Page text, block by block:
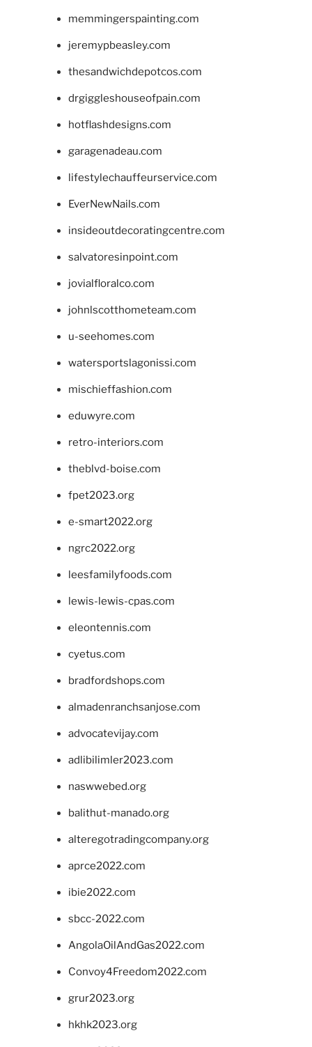
memmingerspainting.com
jeremypbeasley.com
thesandwichdepotcos.com
drgiggleshouseofpain.com
hotflashdesigns.com
garagenadeau.com
lifestylechauffeurservice.com
EverNewNails.com
insideoutdecoratingcentre.com
salvatoresinpoint.com
jovialfloralco.com
johnlscotthometeam.com
u-seehomes.com
watersportslagonissi.com
mischieffashion.com
eduwyre.com
retro-interiors.com
theblvd-boise.com
fpet2023.org
e-smart2022.org
ngrc2022.org
leesfamilyfoods.com
lewis-lewis-cpas.com
eleontennis.com
cyetus.com
bradfordshops.com
almadenranchsanjose.com
advocatevijay.com
adlibilimler2023.com
naswwebed.org
balithut-manado.org
alteregotradingcompany.org
aprce2022.com
ibie2022.com
sbcc-2022.com
AngolaOilAndGas2022.com
Convoy4Freedom2022.com
grur2023.org
hkhk2023.org